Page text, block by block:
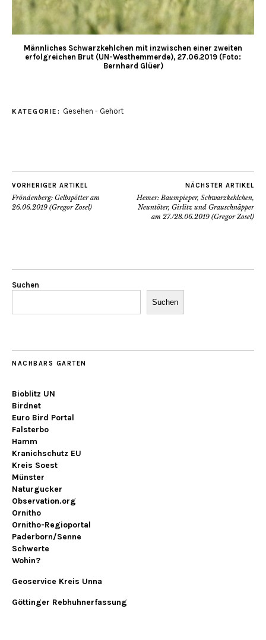
Männliches Schwarzkehlchen mit inzwischen einer zweiten
erfolgreichen Brut (UN-Westhemmerde), 27.06.2019 (Foto:
Bernhard Glüer)
KATEGORIE: Gesehen - Gehört
VORHERIGER ARTIKEL
Fröndenberg: Gelbspötter am
26.06.2019 (Gregor Zosel)
NÄCHSTER ARTIKEL
Hemer: Baumpieper, Schwarzkehlchen,
Neuntöter, Girlitz und Grauschnäpper
am 27./28.06.2019 (Gregor Zosel)
Suchen
Suchen
NACHBARS GARTEN
Bioblitz UN
Birdnet
Euro Bird Portal
Falsterbo
Hamm
Kranichschutz EU
Kreis Soest
Münster
Naturgucker
Observation.org
Ornitho
Ornitho-Regioportal
Paderborn/Senne
Schwerte
Wohin?
Geoservice Kreis Unna
Göttinger Rebhuhnerfassung